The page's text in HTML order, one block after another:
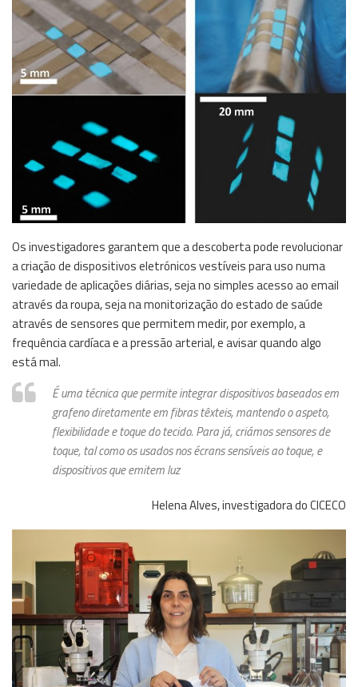
Os investigadores garantem que a descoberta pode revolucionar
a criação de dispositivos eletrónicos vestíveis para uso numa
variedade de aplicações diárias, seja no simples acesso ao email
através da roupa, seja na monitorização do estado de saúde
através de sensores que permitem medir, por exemplo, a
frequência cardíaca e a pressão arterial, e avisar quando algo
está mal.
É uma técnica que permite integrar dispositivos baseados em
grafeno diretamente em fibras têxteis, mantendo o aspeto,
flexibilidade e toque do tecido. Para já, criámos sensores de
toque, tal como os usados nos écrans sensíveis ao toque, e
dispositivos que emitem luz
Helena Alves, investigadora do CICECO